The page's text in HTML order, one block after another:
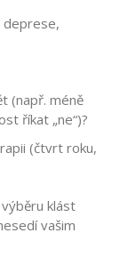
deprese,
(např. méně
říkat „ne“)?
(čtvrt roku,
klást
vašim